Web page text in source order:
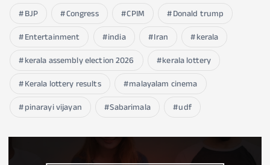
BJP Congress CPIM
Donald trump
Entertainment
india Iran
kerala
kerala assembly election 2026
kerala lottery
Kerala lottery results
malayalam cinema
pinarayi vijayan
Sabarimala udf